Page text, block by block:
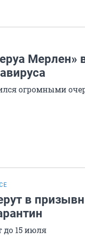
Мерлен»
огромными
в
15 июля